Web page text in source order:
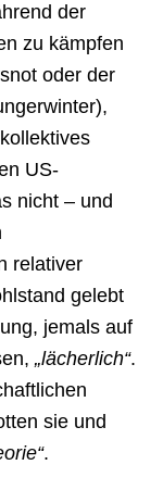
der
zu kämpfen
oder der
US-
nicht – und
relativer
gelebt
jemals auf
„lächerlich“.
sie und
.